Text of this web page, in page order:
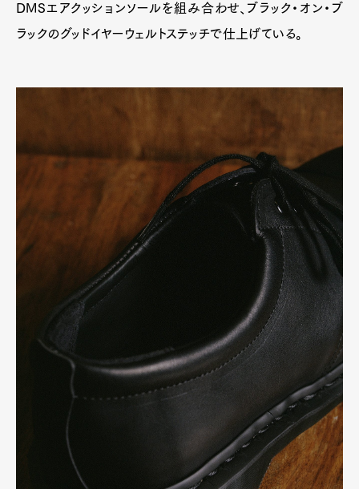
DMSエアクッションソールを組み合わせ、ブラック・オン・ブ
ラックのグッドイヤーウェルトステッチで仕上げている。